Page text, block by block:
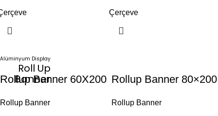
Çerçeve
Alüminyum Display
Roll Up
Banner
Rollup Banner 60X200
Rollup Banner
Rollup Banner 80×200
Rollup Banner